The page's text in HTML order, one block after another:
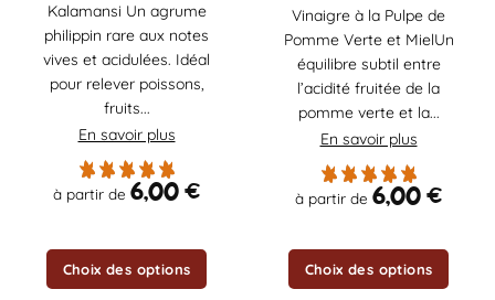
Kalamansi Un agrume
philippin rare aux notes
vives et acidulées. Idéal
pour relever poissons,
fruits...
En savoir plus
à partir de 6,00€
Choix des options
variations.
Les
options
peuvent
choisies
page
Vinaigre à la Pulpe de
Pomme Verte et MielUn
équilibre subtil entre
l’acidité fruitée de la
pomme verte et la...
En savoir plus
à partir de 6,00€
Choix des options
variations.
Les
options
peuvent
choisies
page